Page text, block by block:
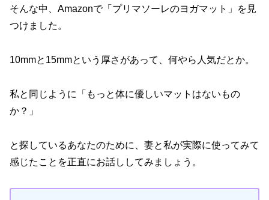
そんな中、Amazonで「プリマソーレのヨガマット」を見
つけました。
10mmと15mmという厚さがあって、何やら人気だとか。
私と同じように「もっと体に優しいマットはないもの
か？」
と探しているあなたのために、妻と私が実際に使ってみて
感じたことを正直にお話ししてみましょう。